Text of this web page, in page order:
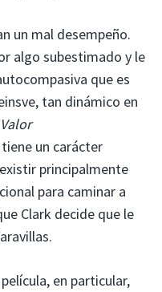
un mal desempeño.
algo subestimado y le
que es
tan dinámico en
Valor
un carácter
principalmente
para caminar a
Clark decide que le
en particular,